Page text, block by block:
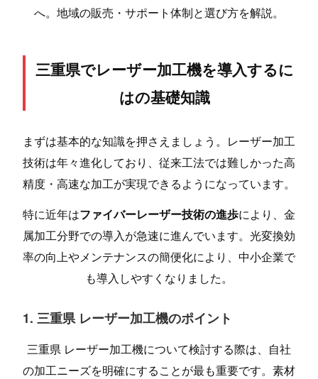
へ。地域の販売・サポート体制と選び方を解説。
三重県でレーザー加工機を導入するに
はの基礎知識
まずは基本的な知識を押さえましょう。レーザー加工
技術は年々進化しており、従来工法では難しかった高
精度・高速な加工が実現できるようになっています。
特に近年はファイバーレーザー技術の進歩により、金
属加工分野での導入が急速に進んでいます。光変換効
率の向上やメンテナンスの簡便化により、中小企業で
も導入しやすくなりました。
1. 三重県 レーザー加工機のポイント
三重県 レーザー加工機について検討する際は、自社
の加工ニーズを明確にすることが最も重要です。素材